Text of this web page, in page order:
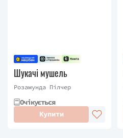
Шукачі мушель
Розамунда Пілчер
Очікується
Купити